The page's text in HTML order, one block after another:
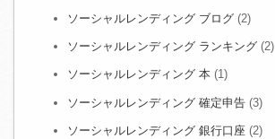
ソーシャルレンディング ブログ (2)
ソーシャルレンディング ランキング (2)
ソーシャルレンディング 本 (1)
ソーシャルレンディング 確定申告 (3)
ソーシャルレンディング 銀行口座 (2)